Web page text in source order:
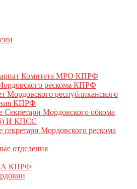
отделение КПРФ
Комитета МРО КПРФ
рескома КПРФ
Мордовского республиканского
КПРФ
Секретари Мордовского обкома
И КПСС
секретари Мордовского рескома
отделения
КПРФ